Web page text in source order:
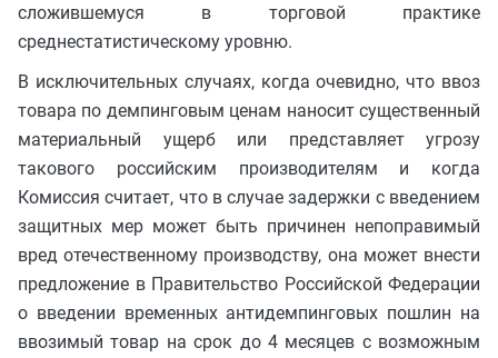
сложившемуся в торговой практике
среднестатистическому уровню.
В исключительных случаях, когда очевидно, что ввоз
товара по демпинговым ценам наносит существенный
материальный ущерб или представляет угрозу
такового российским производителям и когда
Комиссия считает, что в случае задержки с введением
защитных мер может быть причинен непоправимый
вред отечественному производству, она может внести
предложение в Правительство Российской Федерации
о введении временных антидемпинговых пошлин на
ввозимый товар на срок до 4 месяцев с возможным